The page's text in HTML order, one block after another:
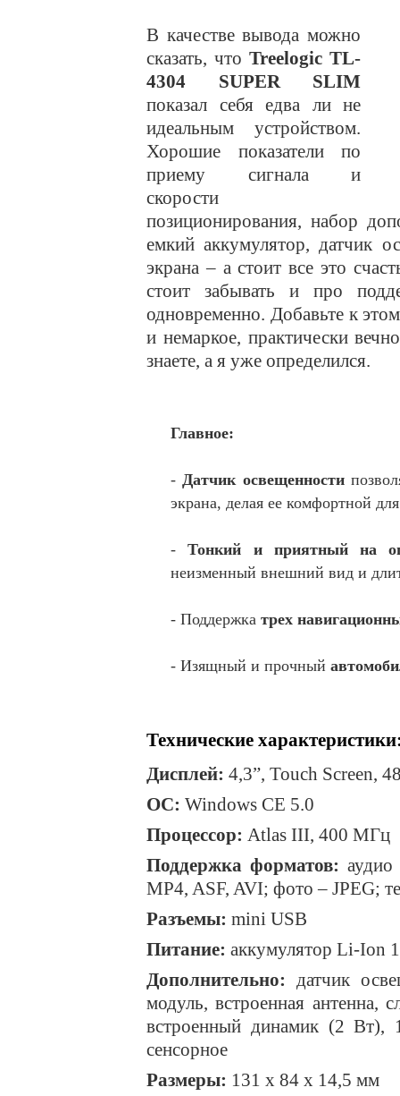
В качестве вывода можно
сказать, что Treelogic TL-
4304 SUPER
SLIM
показал себя едва ли не
идеальным устройством.
Хорошие показатели по
приему сигнала и
скорости
позиционирования, набор
емкий аккумулятор, датчик
экрана – а стоит все это
стоит забывать и про
одновременно. Добавьте к
и немаркое, практически
знаете, а я уже определился.
Главное:
-Датчик освещенности
экрана, делая ее комфортной
-Тонкий и приятный на
неизменный внешний вид и
- Поддержка трех
- Изящный и прочный
Технические
Дисплей: 4,3”, Touch Screen,
ОС: Windows CE 5.0
Процессор: Atlas III, 400 МГц
Поддержка форматов:
MP4, ASF, AVI; фото – JPEG;
Разъемы: mini USB
Питание: аккумулятор Li-Ion
Дополнительно: датчик
модуль, встроенная антенна,
встроенный динамик (2 Вт),
сенсорное
Размеры: 131 х 84 х 14,5 мм